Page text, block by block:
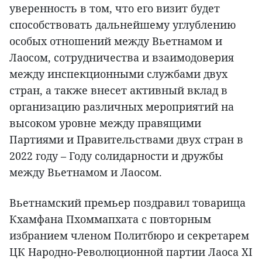
уверенность в том, что его визит будет
способствовать дальнейшему углублению
особых отношений между Вьетнамом и
Лаосом, сотрудничества и взаимодоверия
между инспекционными службами двух
стран, а также внесет активный вклад в
организацию различных мероприятий на
высоком уровне между правящими
Партиями и Правительствами двух стран в
2022 году – Году солидарности и дружбы
между Вьетнамом и Лаосом.
Вьетнамский премьер поздравил товарища
Кхамфана Пхоммапхата с повторным
избранием членом Политбюро и секретарем
ЦК Народно-Революционной партии Лаоса XI